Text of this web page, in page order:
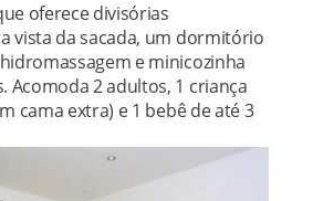
oferece divisórias
vista da sacada, um dormitório
e minicozinha
Acomoda 2 adultos, 1 criança
cama extra) e 1 bebê de até 3